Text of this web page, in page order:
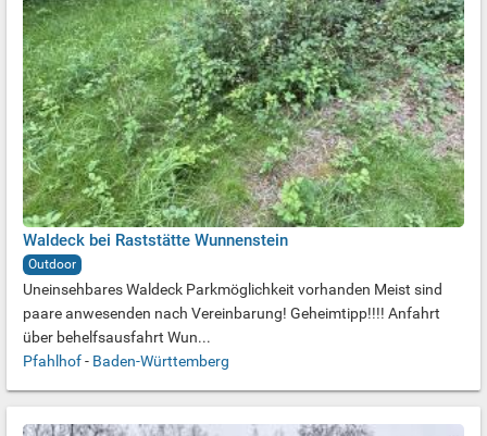
Waldeck bei Raststätte Wunnenstein
Outdoor
Uneinsehbares Waldeck Parkmöglichkeit vorhanden Meist sind
paare anwesenden nach Vereinbarung! Geheimtipp!!!! Anfahrt
über behelfsausfahrt Wun...
Pfahlhof- Baden-Württemberg